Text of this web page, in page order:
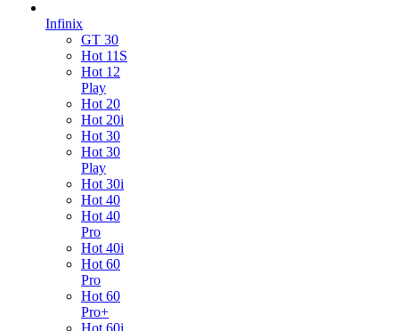
Infinix
GT 30
Hot 11S
Hot 12
Play
Hot 20
Hot 20i
Hot 30
Hot 30
Play
Hot 30i
Hot 40
Hot 40
Pro
Hot 40i
Hot 60
Pro
Hot 60
Pro+
Hot 60i